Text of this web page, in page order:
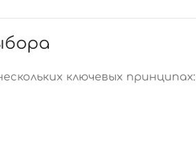
ключевых принципах: